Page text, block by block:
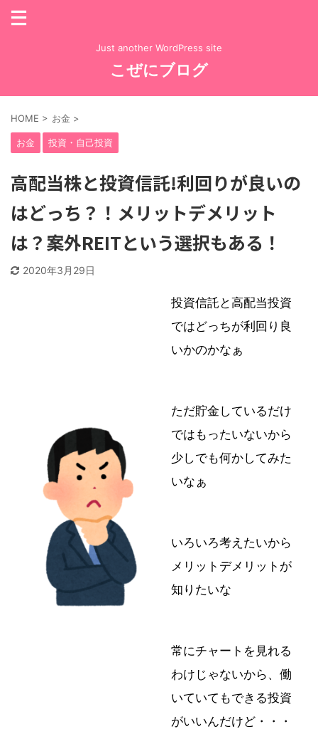
Just another WordPress site
こぜにブログ
HOME > お金 >
お金 投資・自己投資
高配当株と投資信託!利回りが良いの
はどっち？！メリットデメリット
は？案外REITという選択もある！
2020年3月29日
投資信託と高配当投資
ではどっちが利回り良
いかのかなぁ
ただ貯金しているだけ
ではもったいないから
少しでも何かしてみた
いなぁ
いろいろ考えたいから
メリットデメリットが
知りたいな
常にチャートを見れる
わけじゃないから、働
いていてもできる投資
がいいんだけど・・・